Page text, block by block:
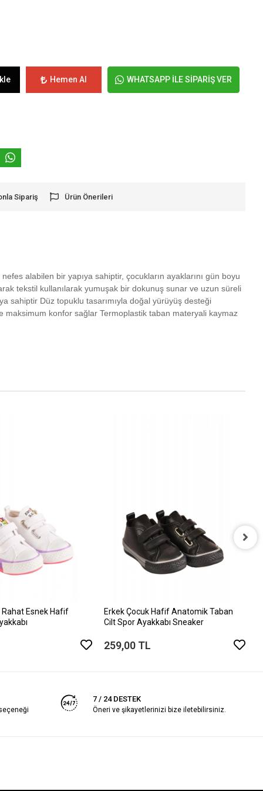
Hemen Al WHATSAPP İLE SİPARİŞ VER
Sipariş Ürün Önerileri
alabilen bir yapıya sahiptir, çocukların ayaklarını gün boyu
tekstil kullanılarak yumuşak bir dokunuş sunar ve uzun süreli
sahiptir Düz topuklu tasarımıyla doğal yürüyüş desteği
maksimum konfor sağlar Termoplastik taban materyali kaymaz
Rahat Esnek Hafif
Erkek Çocuk Hafif Anatomik Taban
Cilt Spor Ayakkabı Sneaker
259,00 TL
7 / 24 DESTEK
Öneri ve şikayetlerinizi bize iletebilirsiniz.